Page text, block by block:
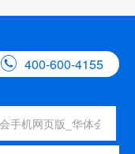
 400-600-4155